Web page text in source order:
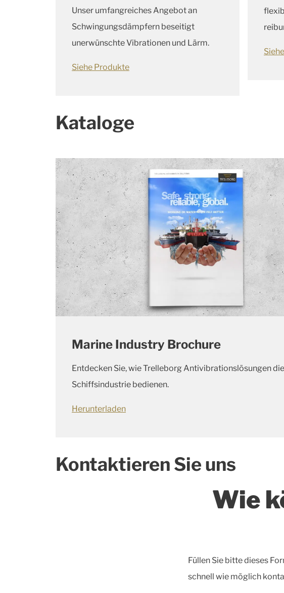
Unser umfangreiches Angebot an
Schwingungsdämpfern beseitigt
unerwünschte Vibrationen und Lärm.
Siehe Produkte
Kataloge
Marine Industry Brochure
Entdecken Sie, wie Trelleborg Antivibrationslösungen die
Schiffsindustrie bedienen.
Herunterladen
Kontaktieren Sie uns
Wie
Füllen Sie bitte dieses
schnell wie möglich